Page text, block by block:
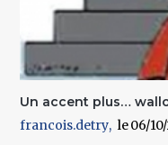
Un accent plus…
francois.detry
06/